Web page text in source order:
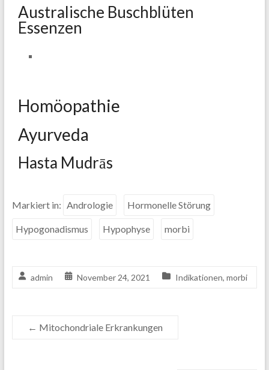
Australische Buschblüten
Essenzen
Homöopathie
Ayurveda
Hasta Mudrās
Markiert in: Andrologie Hormonelle Störung
Hypogonadismus Hypophyse morbi
admin November 24, 2021 Indikationen, morbi
← Mitochondriale Erkrankungen